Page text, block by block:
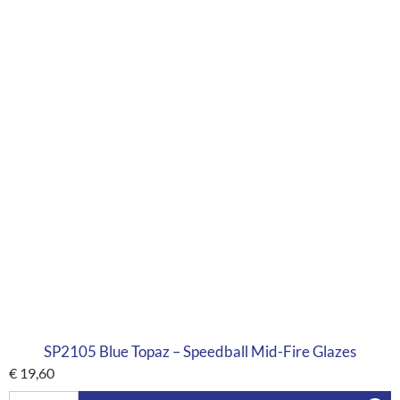
SP2105 Blue Topaz – Speedball Mid-Fire Glazes
€ 19,60